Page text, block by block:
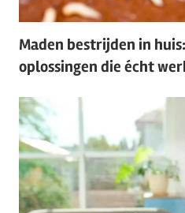
Maden bestrijden in
oplossingen die écht